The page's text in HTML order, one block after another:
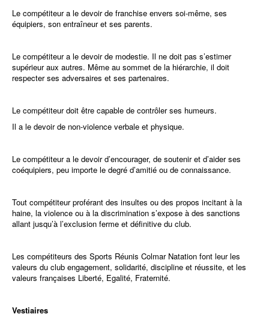
Le compétiteur a le devoir de franchise envers soi-même, ses
équipiers, son entraîneur et ses parents.
Le compétiteur a le devoir de modestie. Il ne doit pas s’estimer
supérieur aux autres. Même au sommet de la hiérarchie, il doit
respecter ses adversaires et ses partenaires.
Le compétiteur doit être capable de contrôler ses humeurs.
Il a le devoir de non-violence verbale et physique.
Le compétiteur a le devoir d’encourager, de soutenir et d’aider ses
coéquipiers, peu importe le degré d’amitié ou de connaissance.
Tout compétiteur proférant des insultes ou des propos incitant à la
haine, la violence ou à la discrimination s’expose à des sanctions
allant jusqu’à l’exclusion ferme et définitive du club.
Les compétiteurs des Sports Réunis Colmar Natation font leur les
valeurs du club engagement, solidarité, discipline et réussite, et les
valeurs françaises Liberté, Egalité, Fraternité.
Vestiaires